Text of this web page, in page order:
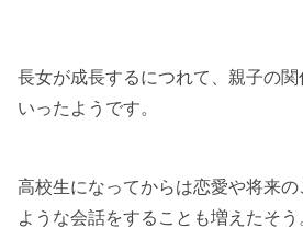
長女が成長するにつれて、親子の
いったようです。
高校生になってからは恋愛や将来
ような会話をすることも増えたそう